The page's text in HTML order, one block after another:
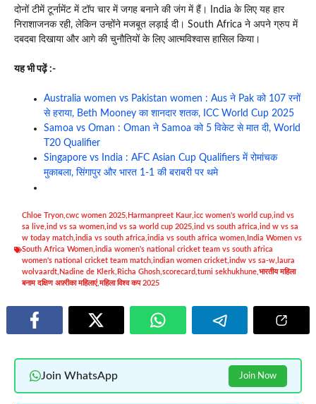
दोनों टीमें टूर्नामेंट में टॉप चार में जगह बनाने की जंग में हैं। India के लिए यह हार
निराशाजनक रही, लेकिन उन्होंने मजबूत लड़ाई दी। South Africa ने अपने ग्रुप में
दबदबा दिखाया और आगे की चुनौतियों के लिए आत्मविश्वास हासिल किया।
यह भी पढ़ें :-
Australia women vs Pakistan women : Aus ने Pak को 107 रनों
से हराया, Beth Mooney का शानदार शतक, ICC World Cup 2025
Samoa vs Oman : Oman ने Samoa को 5 विकेट से मात दी, World
T20 Qualifier
Singapore vs India : AFC Asian Cup Qualifiers में रोमांचक
मुकाबला, सिंगापुर और भारत 1-1 की बराबरी पर थमे
Chloe Tryon cwc women 2025 Harmanpreet Kaur icc women's world cup ind vs
sa live ind vs sa women ind vs sa world cup 2025 ind vs south africa ind w vs sa
w today match india vs south africa india vs south africa women India Women vs
South Africa Women india women's national cricket team vs south africa
women's national cricket team match indian women cricket indw vs sa-w laura
wolvaardt Nadine de Klerk Richa Ghosh scorecard tumi sekhukhune भारतीय महिला
बनाम दक्षिण अफ़्रीका महिलाएं,महिला विश्व कप 2025
Join WhatsApp Join Now